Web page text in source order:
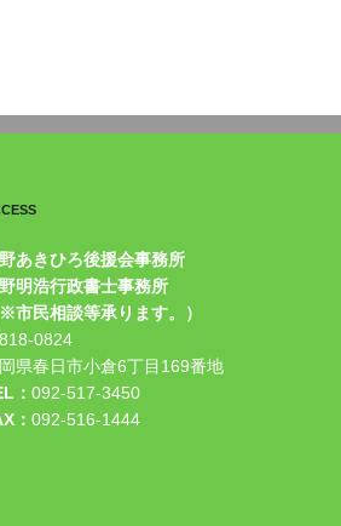
あきひろ後援会事務所
明浩行政書士事務所
※市民相談等承ります。）
0824
県春日市小倉6丁目169番地
： 092-517-3450
： 092-516-1444